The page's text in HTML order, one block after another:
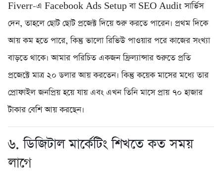
Fiverr-এ Facebook Ads Setup বা SEO Audit সার্ভিস
দেন, তাহলে ছোট ছোট প্রজেক্ট দিয়ে শুরু করতে পারেন। প্রথম দিকে
আয় কম হতে পারে, কিন্তু ভালো রিভিউ পাওয়ার পরে কাজের সংখ্যা
বাড়তে থাকে। আমার পরিচিত একজন ফ্রিল্যান্সার শুরুতে প্রতি
প্রজেক্টে মাত্র ২০ ডলার আয় করতেন। কিন্তু কয়েক মাসের মধ্যে তার
প্রোফাইল জনপ্রিয় হয়ে যায় এবং এখন তিনি মাসে প্রায় ৭০ হাজার
টাকার বেশি আয় করছেন।
৬. ডিজিটাল মার্কেটিং শিখতে কত সময়
লাগে